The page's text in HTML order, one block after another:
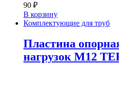
90 ₽
В корзину
Комплектующие для труб
Пластина
нагрузок М12